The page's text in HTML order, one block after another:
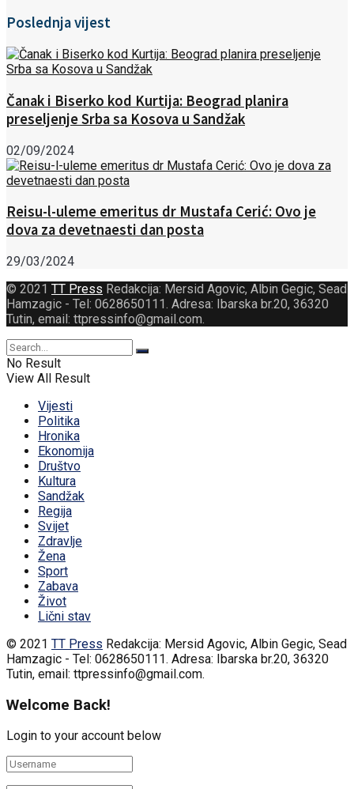
Poslednja vijest
Čanak i Biserko kod Kurtija: Beograd planira
preseljenje Srba sa Kosova u Sandžak
02/09/2024
Reisu-l-uleme emeritus dr Mustafa Cerić: Ovo je
dova za devetnaesti dan posta
29/03/2024
© 2021 TT Press Redakcija: Mersid Agovic, Albin Gegic, Sead
Hamzagic - Tel: 0628650111. Adresa: Ibarska br.20, 36320
Tutin, email: ttpressinfo@gmail.com.
No Result
View All Result
Vijesti
Politika
Hronika
Ekonomija
Društvo
Kultura
Sandžak
Regija
Svijet
Zdravlje
Žena
Sport
Zabava
Život
Lični stav
© 2021 TT Press Redakcija: Mersid Agovic, Albin Gegic, Sead
Hamzagic - Tel: 0628650111. Adresa: Ibarska br.20, 36320
Tutin, email: ttpressinfo@gmail.com.
Welcome Back!
Login to your account below